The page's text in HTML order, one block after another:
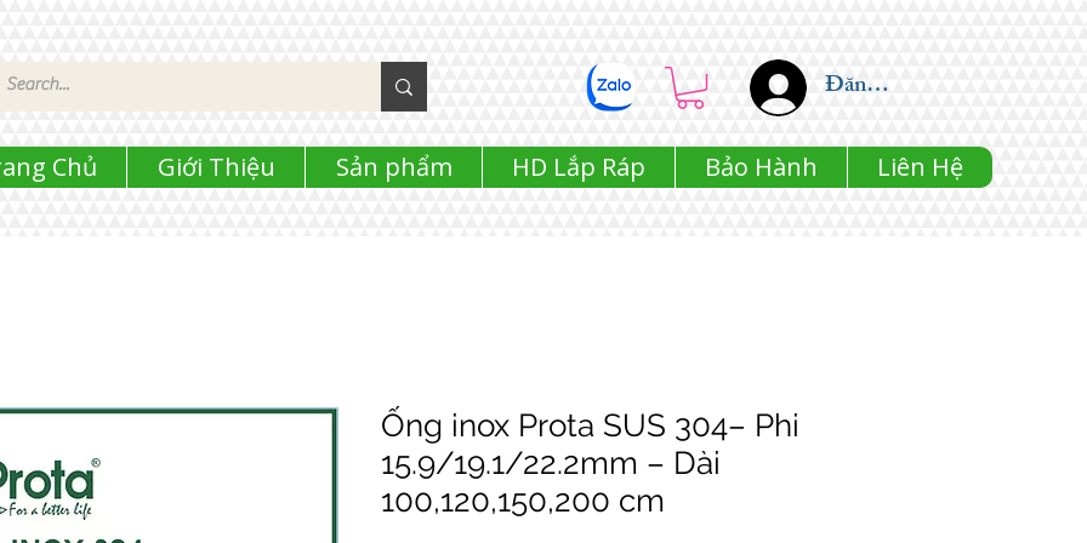
Đăng nhập
Chủ Giới Thiệu Sản phẩm HD Lắp Ráp Bảo Hành Liên Hệ
Ống inox Prota SUS 304– Phi
15.9/19.1/22.2mm – Dài
100,120,150,200 cm